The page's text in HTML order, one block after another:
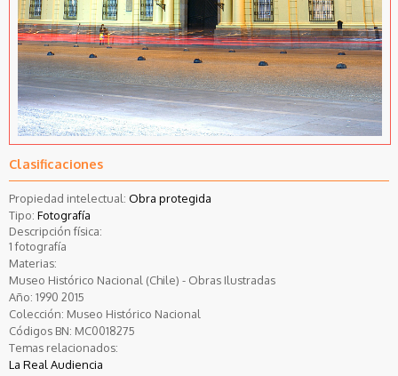
Clasificaciones
Propiedad intelectual: Obra protegida
Tipo: Fotografía
Descripción física:
1 fotografía
Materias:
Museo Histórico Nacional (Chile) - Obras Ilustradas
Año: 1990 2015
Colección: Museo Histórico Nacional
Códigos BN: MC0018275
Temas relacionados:
La Real Audiencia